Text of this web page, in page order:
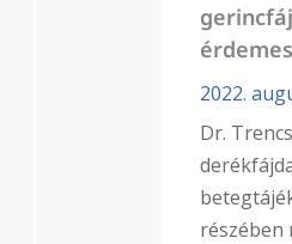
2022.
Dr.
részében